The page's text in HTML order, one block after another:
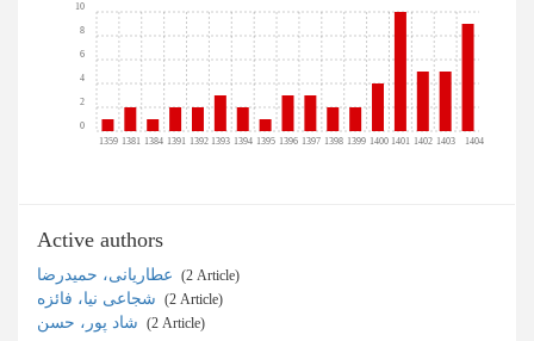
1359 1381 1384 1391 1392 1393 1394 1395 1396 1397 1398 1399 1400 1401 1402 1403 1404
0
2
4
6
8
10
Active authors
‎ (2 Article)
‎ (2 Article)
‎ (2 Article)